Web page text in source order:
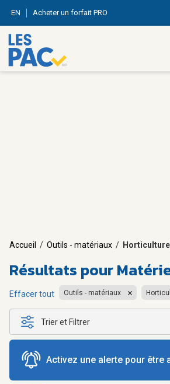
EN Acheter un forfait PRO
Accueil / Outils - matériaux /
Résultats pour
Effacer tout Outils - matériaux
Trier et Filtrer
Activez une alerte pour être